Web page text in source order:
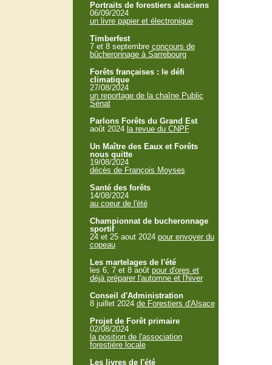
Portraits de forestiers alsaciens
06/09/2024
un livre papier et électronique
Timberfest
7 et 8 septembre concours de
bûcheronnage à Sarrebourg
Forêts françaises : le défi
climatique
27/08/2024
un reportage de la chaîne Public
Sénat
Parlons Forêts du Grand Est
août 2024 la revue du CNPF
Un Maître des Eaux et Forêts
nous quitte
19/08/2024
décès de François Moyses
Santé des forêts
14/08/2024
au coeur de l'été
Championnat de bucheronnage
sportif
24 et 25 aout 2024 pour envoyer du
copeau
Les martelages de l'été
les 6, 7 et 8 août pour d'ores et
déjà préparer l'automne et l'hiver
Conseil d'Administration
8 juillet 2024 de Forestiers d'Alsace
Projet de Forêt primaire
02/08/2024
la position de l'association
forestière locale
Les livres de l'été